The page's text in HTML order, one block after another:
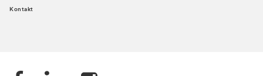
Kontakt